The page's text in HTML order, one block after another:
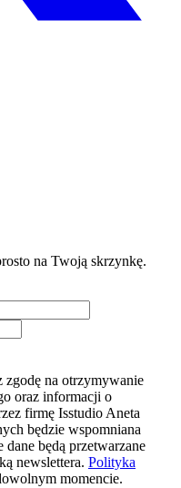
na Twoją skrzynkę.
zgodę na otrzymywanie
oraz informacji o
firmę Isstudio Aneta
będzie wspomniana
będą przetwarzane
newslettera. Polityka
momencie.